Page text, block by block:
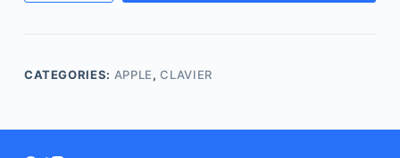
CATEGORIES: APPLE,CLAVIER